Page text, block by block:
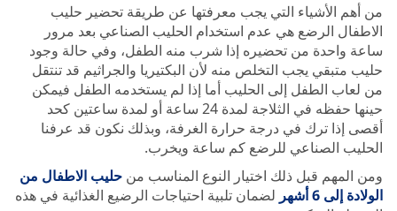
من أهم الأشياء التي يجب معرفتها عن طريقة تحضير حليب
الاطفال الرضع هي عدم استخدام الحليب الصناعي بعد مرور
ساعة واحدة من تحضيره إذا شرب منه الطفل، وفي حالة وجود
حليب متبقي يجب التخلص منه لأن البكتيريا والجراثيم قد تنتقل
من لعاب الطفل إلى الحليب أما إذا لم يستخدمه الطفل فيمكن
حينها حفظه في الثلاجة لمدة 24 ساعة أو لمدة ساعتين كحد
أقصى إذا ترك في درجة حرارة الغرفة، وبذلك نكون قد عرفنا
الحليب الصناعي للرضع كم ساعة ويخرب.
ومن المهم قبل ذلك اختيار النوع المناسب من حليب الاطفال من
الولادة إلى 6 أشهر
لضمان تلبية احتياجات الرضيع الغذائية في هذه